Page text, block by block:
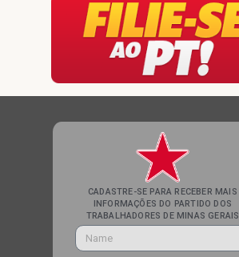
CADASTRE-SE PARA RECEBER MAIS
INFORMAÇÕES DO PARTIDO DOS
TRABALHADORES DE MINAS GERAIS